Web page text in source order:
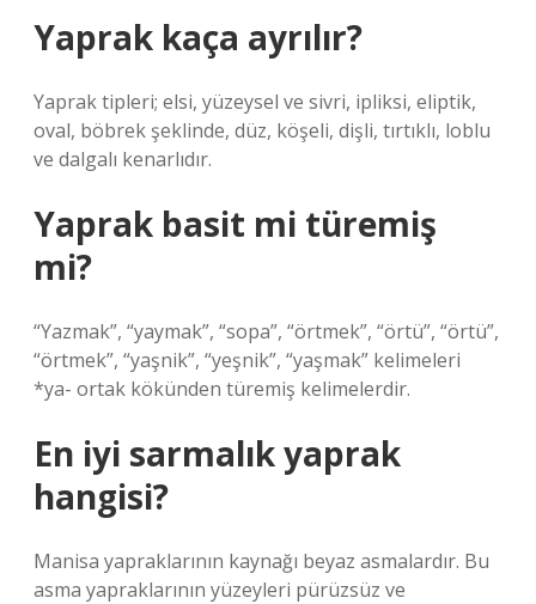
Yaprak kaça ayrılır?
Yaprak tipleri; elsi, yüzeysel ve sivri, ipliksi, eliptik,
oval, böbrek şeklinde, düz, köşeli, dişli, tırtıklı, loblu
ve dalgalı kenarlıdır.
Yaprak basit mi türemiş
mi?
“Yazmak”, “yaymak”, “sopa”, “örtmek”, “örtü”, “örtü”,
“örtmek”, “yaşnik”, “yeşnik”, “yaşmak” kelimeleri
*ya- ortak kökünden türemiş kelimelerdir.
En iyi sarmalık yaprak
hangisi?
Manisa yapraklarının kaynağı beyaz asmalardır. Bu
asma yapraklarının yüzeyleri pürüzsüz ve